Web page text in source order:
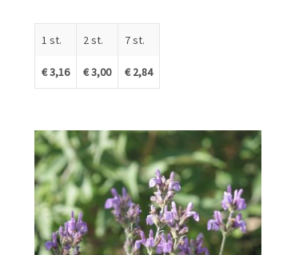
1 st.
€ 3,16
2 st.
€ 3,00
7 st.
€ 2,84